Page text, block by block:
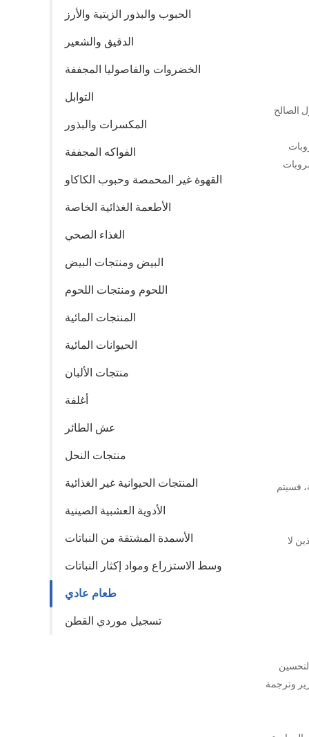
الحبوب والبذور الزيتية والأرز
الدقيق والشعير
الخضروات والفاصوليا المجففة
التوابل
المكسرات والبذور
الفواكه المجففة
القهوة غير المحمصة وحبوب الكاكاو
الأطعمة الغذائية الخاصة
الغذاء الصحي
البيض ومنتجات البيض
اللحوم ومنتجات اللحوم
المنتجات المائية
الحيوانات المائية
منتجات الألبان
أغلفة
عش الطائر
منتجات النحل
المنتجات الحيوانية غير الغذائية
الأدوية العشبية الصينية
الأسمدة المشتقة من النباتات
وسط الاستزراع ومواد إكثار النباتات
طعام عادي
تسجيل موردي القطن
الصالح
مكتملة، فسيتم
لا
وترجمة